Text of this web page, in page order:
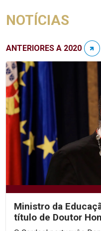
NOTÍCIAS
ANTERIORES A 2020
Ministro da
título de Doutor